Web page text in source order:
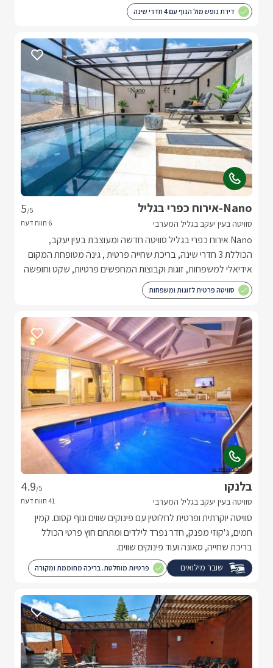
דירת נופש מול הנוף עם 4 חדרי שינה
Nano-אירוח כפרי בגליל
סוויטה בעין יעקב בגליל המערבי
5/5
Nano אירוח כפרי בגליל סוויטה חדשה ומעוצבת בעין יעקב,
הכוללת 3 חדרי שינה, בריכת שחייה פרטית , גינה מטופחת המקום
אידיאלי למשפחות, זוגות וקבוצות המחפשים פרטיות, שקט וחופשה
איכותית בגליל המערבי.
סוויטה פרטית לזוגות ומשפחות
בלנקו
סוויטה בעין יעקב בגליל המערבי
4.9/5
סוויטה יוקרתית ופרטית לחלוטין עם פינוקים שווים ונוף קסום. קמין
חמים, ג'קוזי מפנק, חדר נפרד לילדים ומתחם חוץ פרטי הכולל
בריכת שחייה, סאונה ועוד פינוקים שווים.
שובר מילואים פרטיות מוחלטת. בריכה מחוממת ומקורה